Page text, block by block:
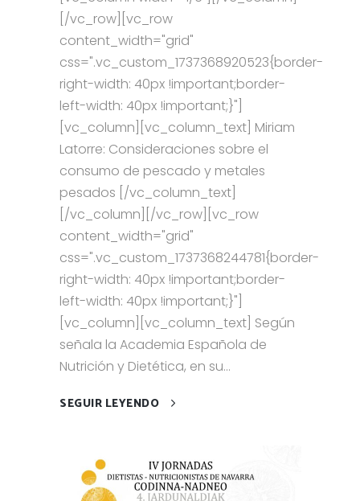
[/vc_row][vc_row
content_width="grid"
css=".vc_custom_1737368920523{border-
right-width: 40px !important;border-
left-width: 40px !important;}"]
[vc_column][vc_column_text] Miriam
Latorre: Consideraciones sobre el
consumo de pescado y metales
pesados [/vc_column_text]
[/vc_column][/vc_row][vc_row
content_width="grid"
css=".vc_custom_1737368244781{border-
right-width: 40px !important;border-
left-width: 40px !important;}"]
[vc_column][vc_column_text] Según
señala la Academia Española de
Nutrición y Dietética, en su...
SEGUIR LEYENDO